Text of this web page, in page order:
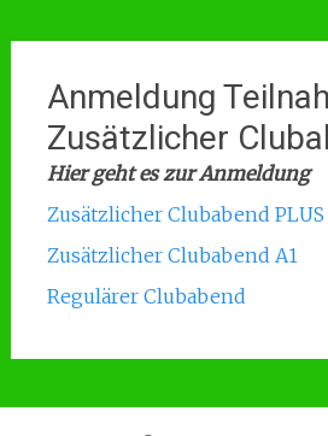
Anmeldung
Zusätzlicher
Hier geht es zur Anmeldung
Zusätzlicher Clubabend PLUS
Zusätzlicher Clubabend A1
Regulärer Clubabend